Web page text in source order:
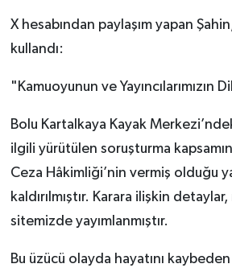
X hesabından paylaşım yapan
kullandı:
"Kamuoyunun ve Yayıncılarımızın
Bolu Kartalkaya Kayak
ilgili yürütülen soruşturma
Ceza Hâkimliği’nin vermiş olduğu
kaldırılmıştır. Karara ilişkin
sitemizde yayımlanmıştır.
Bu üzücü olayda hayatını